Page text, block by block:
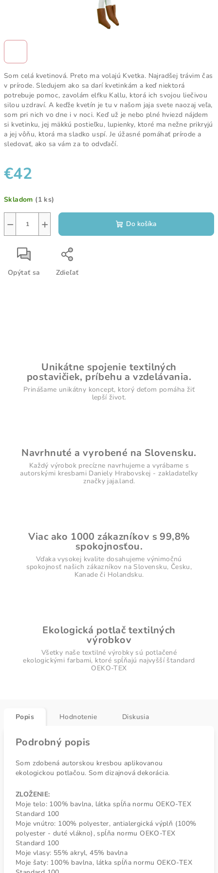
Som celá kvetinová. Preto ma volajú Kvetka. Najradšej trávim čas
v prírode. Sledujem ako sa darí kvetinkám a keď niektorá
potrebuje pomoc, zavolám elfku Kallu, ktorá ich svojou liečivou
silou uzdraví. A keďže kvetín je tu v našom jaja svete naozaj veľa,
som pri nich vo dne i v noci. Keď už je nebo plné hviezd nájdem
si kvetinku, jej mäkkú postieľku, lupienky, ktoré ma nežne prikryjú
a jej vôňu, ktorá ma sladko uspí. Je úžasné pomáhať prírode a
sledovať, ako sa vám za to odvďačí.
€42
cena:
Skladom (1 ks)
+
− Do košíka
Opýtať sa Zdieľať
Unikátne spojenie textilných
postavičiek, príbehu a vzdelávania.
Prinášame unikátny koncept, ktorý deťom pomáha žiť
lepší život.
Navrhnuté a vyrobené na Slovensku.
Každý výrobok precízne navrhujeme a vyrábame s
autorskými kresbami Daniely Hrabovskej - zakladateľky
značky jaja.land.
Viac ako 1000 zákazníkov s 99,8%
spokojnosťou.
Vďaka vysokej kvalite dosahujeme výnimočnú
spokojnosť našich zákazníkov na Slovensku, Česku,
Kanade či Holandsku.
Ekologická potlač textilných
výrobkov
Všetky naše textilné výrobky sú potlačené
ekologickými farbami, ktoré spĺňajú najvyšší štandard
OEKO-TEX
Popis Hodnotenie Diskusia
Podrobný popis
Som zdobená autorskou kresbou aplikovanou
ekologickou potlačou. Som dizajnová dekorácia.
ZLOŽENIE:
Moje telo: 100% bavlna, látka spĺňa normu OEKO-TEX
Standard 100
Moje vnútro: 100% polyester, antialergická výplň (100%
polyester - duté vlákno), spĺňa normu OEKO-TEX
Standard 100
Moje vlasy: 55% akryl, 45% bavlna
Moje šaty: 100% bavlna, látka spĺňa normu OEKO-TEX